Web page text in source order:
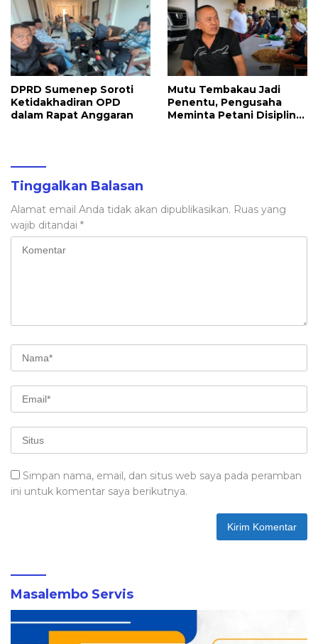
DPRD Sumenep Soroti
Ketidakhadiran OPD
dalam Rapat Anggaran
Mutu Tembakau Jadi
Penentu, Pengusaha
Meminta Petani Disiplin
Tinggalkan Balasan
Alamat email Anda tidak akan dipublikasikan. Ruas yang
wajib ditandai *
Simpan nama, email, dan situs web saya pada peramban
ini untuk komentar saya berikutnya.
Masalembo Servis